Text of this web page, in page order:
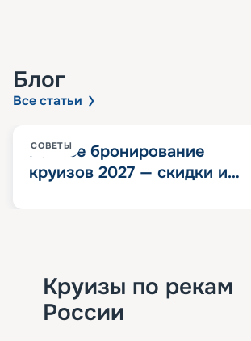
Блог
Все статьи
СОВЕТЫ
Раннее бронирование
круизов 2027 — скидки и
Круизы по рекам
России